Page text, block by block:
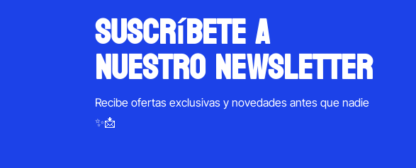
suscríbete a
nuestro newsletter
Recibe ofertas exclusivas y novedades antes que nadie
✨📩